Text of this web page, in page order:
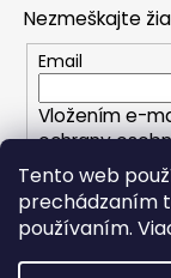
Tento web
prechádzaním
používaním.
Nezmeškajte
Email
Vložením e-
ochrany
PRIHLÁSIŤ SA